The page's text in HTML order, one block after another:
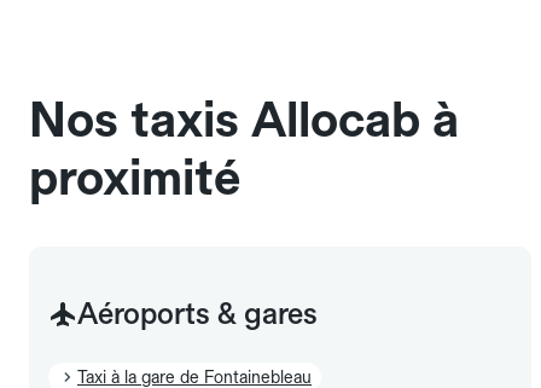
Nos taxis Allocab à
proximité
Aéroports & gares
Taxi à la gare de Fontainebleau